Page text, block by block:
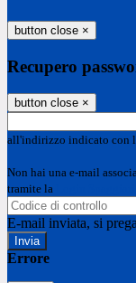
button close ×
Recupero
button close ×
all'indirizzo indicato con
Non hai una e-mail
tramite la
E-mail inviata, si
Errore